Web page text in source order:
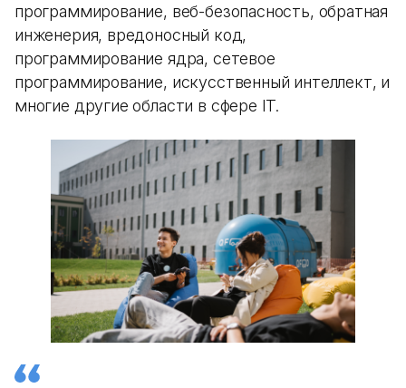
программирование, веб-безопасность, обратная
инженерия, вредоносный код,
программирование ядра, сетевое
программирование, искусственный интеллект, и
многие другие области в сфере IT.